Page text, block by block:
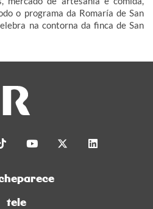
o programa da Romaría de San
na contorna da finca de San
tele